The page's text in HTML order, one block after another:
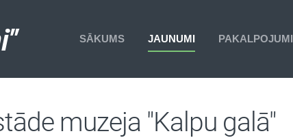
SĀKUMS JAUNUMI PAKALPOJUMI
muzeja "Kalpu galā"